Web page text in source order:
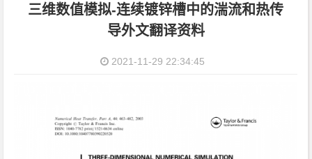
三维数值模拟-连续镀锌槽中的湍流和热传
导外文翻译资料
2021-11-29 22:34:45